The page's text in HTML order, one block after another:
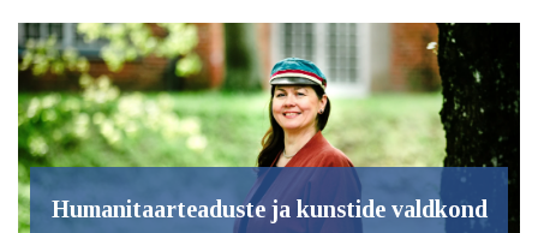
Humanitaarteaduste ja kunstide valdkond